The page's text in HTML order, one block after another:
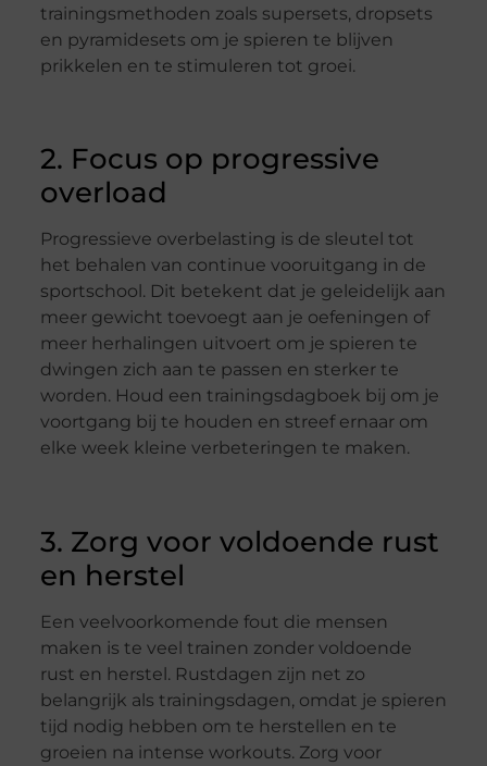
trainingsmethoden zoals supersets, dropsets
en pyramidesets om je spieren te blijven
prikkelen en te stimuleren tot groei.
2. Focus op progressive
overload
Progressieve overbelasting is de sleutel tot
het behalen van continue vooruitgang in de
sportschool. Dit betekent dat je geleidelijk aan
meer gewicht toevoegt aan je oefeningen of
meer herhalingen uitvoert om je spieren te
dwingen zich aan te passen en sterker te
worden. Houd een trainingsdagboek bij om je
voortgang bij te houden en streef ernaar om
elke week kleine verbeteringen te maken.
3. Zorg voor voldoende rust
en herstel
Een veelvoorkomende fout die mensen
maken is te veel trainen zonder voldoende
rust en herstel. Rustdagen zijn net zo
belangrijk als trainingsdagen, omdat je spieren
tijd nodig hebben om te herstellen en te
groeien na intense workouts. Zorg voor